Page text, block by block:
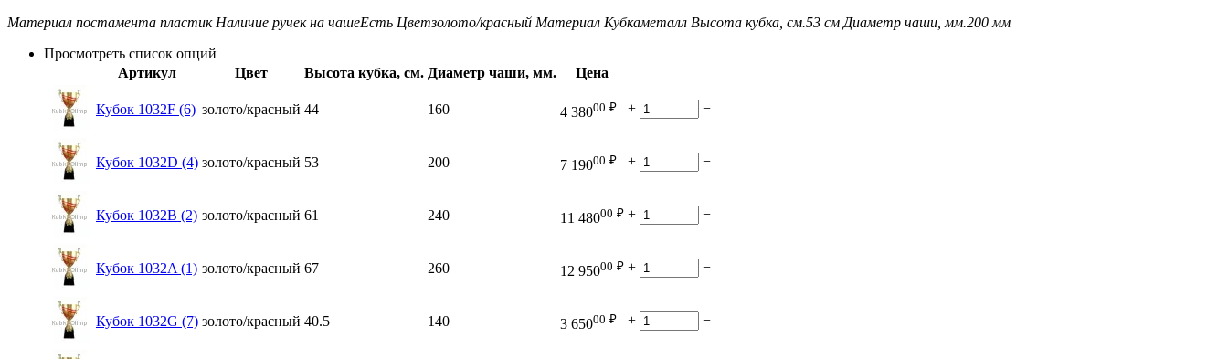
Материал постамента пластик Наличие ручек на чашеЕсть Цветзолото/красный Материал Кубкаметалл Высота кубка, см.53 см Диаметр чаши, мм.200 мм
Просмотреть список опций
Артикул
Цвет Высота кубка, см. Диаметр чаши, мм. Цена
Кубок 1032F (6) золото/красный 44 160 4 38000 ₽ + −
Кубок 1032D (4) золото/красный 53 200 7 19000 ₽ + −
Кубок 1032B (2) золото/красный 61 240 11 48000 ₽ + −
Кубок 1032A (1) золото/красный 67 260 12 95000 ₽ + −
Кубок 1032G (7) золото/красный 40.5 140 3 65000 ₽ + −